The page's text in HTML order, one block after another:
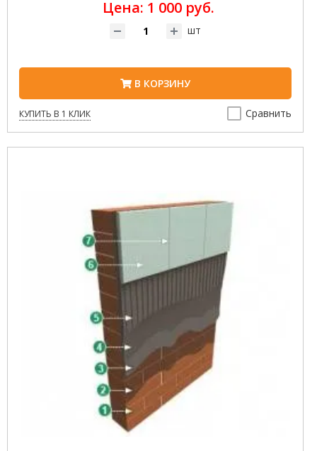
Цена: 1 000 руб.
шт
В КОРЗИНУ
КУПИТЬ В 1 КЛИК Сравнить